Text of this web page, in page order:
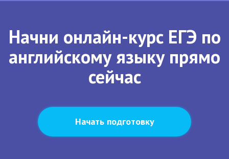
Начни онлайн-курс ЕГЭ по
английскому языку прямо
сейчас
Начать подготовку